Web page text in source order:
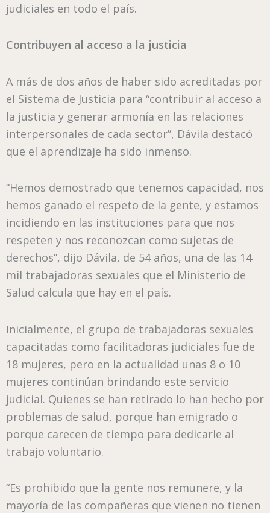
judiciales en todo el país.
Contribuyen al acceso a la justicia
A más de dos años de haber sido acreditadas por
el Sistema de Justicia para “contribuir al acceso a
la justicia y generar armonía en las relaciones
interpersonales de cada sector”, Dávila destacó
que el aprendizaje ha sido inmenso.
“Hemos demostrado que tenemos capacidad, nos
hemos ganado el respeto de la gente, y estamos
incidiendo en las instituciones para que nos
respeten y nos reconozcan como sujetas de
derechos”, dijo Dávila, de 54 años, una de las 14
mil trabajadoras sexuales que el Ministerio de
Salud calcula que hay en el país.
Inicialmente, el grupo de trabajadoras sexuales
capacitadas como facilitadoras judiciales fue de
18 mujeres, pero en la actualidad unas 8 o 10
mujeres continúan brindando este servicio
judicial. Quienes se han retirado lo han hecho por
problemas de salud, porque han emigrado o
porque carecen de tiempo para dedicarle al
trabajo voluntario.
“Es prohibido que la gente nos remunere, y la
mayoría de las compañeras que vienen no tienen